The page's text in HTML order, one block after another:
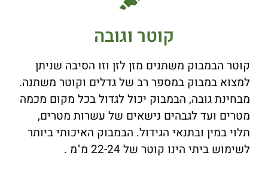
קוטר וגובה
קוטר הבמבוק משתנים מזן לזן וזו הסיבה שניתן
למצוא במבוק במספר רב של גדלים וקוטר משתנה.
מבחינת גובה, הבמבוק יכול לגדול בכל מקום מכמה
מטרים ועד לגבהים נישאים של עשרות מטרים,
תלוי במין ובתנאי הגידול. הבמבוק האיכותי ביותר
לשימוש ביתי הינו קוטר של 22-24 מ"מ .